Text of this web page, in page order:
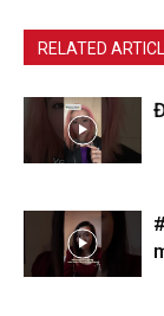
RELATED